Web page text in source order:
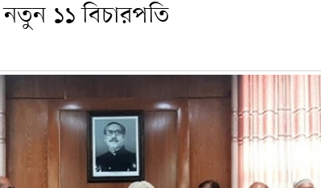
নতুন ১১ বিচারপতি